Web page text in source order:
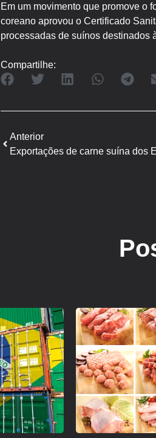
Em um movimento que promove o
coreano aprovou o Certificado
processadas de suínos destinados
Compartilhe:
Anterior